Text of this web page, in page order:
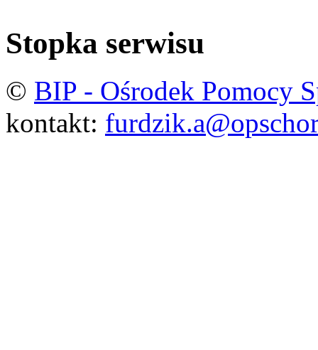
Stopka serwisu
© BIP - Ośrodek Pomocy
kontakt: